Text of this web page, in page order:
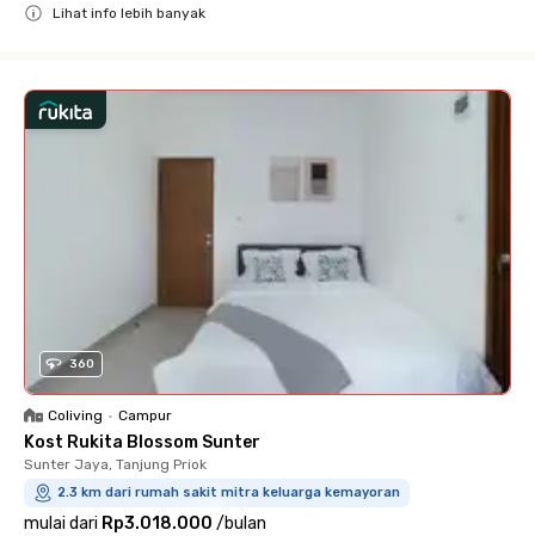
Lihat info lebih banyak
360
Coliving • Campur
Kost Rukita Blossom Sunter
Sunter Jaya, Tanjung Priok
2.3 km dari rumah sakit mitra keluarga kemayoran
mulai dari Rp3.018.000 /bulan